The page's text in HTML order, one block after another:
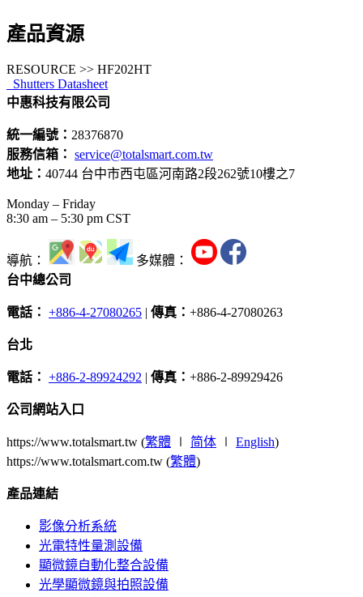
產品資源
RESOURCE >> HF202HT
Shutters Datasheet
中惠科技有限公司
統一編號： 28376870
服務信箱： service@totalsmart.com.tw
地址： 40744 台中市西屯區河南路2段262號10樓之7
Monday – Friday
8:30 am – 5:30 pm CST
導航：
多媒體：
台中總公司
電話： +886-4-27080265 | 傳真： +886-4-27080263
台北
電話： +886-2-89924292 | 傳真： +886-2-89929426
公司網站入口
https://www.totalsmart.tw (繁體 ∣ 简体 ∣ English)
https://www.totalsmart.com.tw (繁體)
產品連結
影像分析系統
光電特性量測設備
顯微鏡自動化整合設備
光學顯微鏡與拍照設備